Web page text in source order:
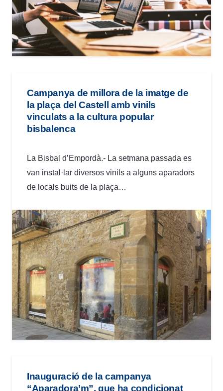
Campanya de millora de la imatge de
la plaça del Castell amb vinils
vinculats a la cultura popular
bisbalenca
La Bisbal d’Empordà.- La setmana passada es
van instal·lar diversos vinils a alguns aparadors
de locals buits de la plaça…
Inauguració de la campanya
“Aparadora’m”, que ha condicionat